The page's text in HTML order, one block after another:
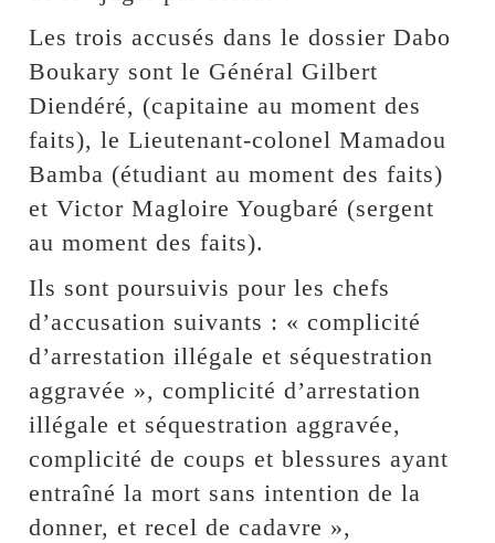
Les trois accusés dans le dossier Dabo
Boukary sont le Général Gilbert
Diendéré, (capitaine au moment des
faits), le Lieutenant-colonel Mamadou
Bamba (étudiant au moment des faits)
et Victor Magloire Yougbaré (sergent
au moment des faits).
Ils sont poursuivis pour les chefs
d’accusation suivants : « complicité
d’arrestation illégale et séquestration
aggravée », complicité d’arrestation
illégale et séquestration aggravée,
complicité de coups et blessures ayant
entraîné la mort sans intention de la
donner, et recel de cadavre »,